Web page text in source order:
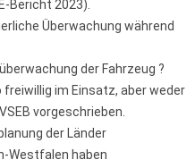
Bericht 2023).
Überwachung während
der Fahrzeug ?
im Einsatz, aber weder
vorgeschrieben.
der Länder
Westfalen haben